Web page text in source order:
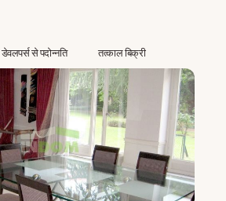
डेवलपर्स से पदोन्नति तत्काल बिक्री